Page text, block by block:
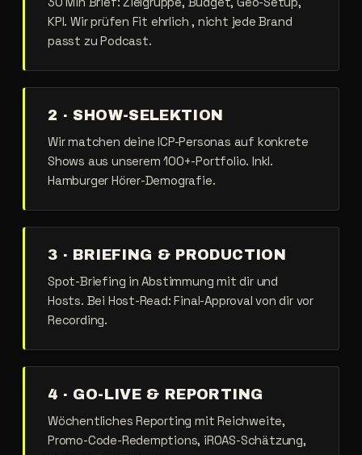
KPI. Wir prüfen Fit ehrlich , nicht jede Brand
passt zu Podcast.
2 · SHOW-SELEKTION
Wir matchen deine ICP-Personas auf konkrete
Shows aus unserem 100+-Portfolio. Inkl.
Hamburger Hörer-Demografie.
3 · BRIEFING & PRODUCTION
Spot-Briefing in Abstimmung mit dir und
Hosts. Bei Host-Read: Final-Approval von dir vor
Recording.
4 · GO-LIVE & REPORTING
Wöchentliches Reporting mit Reichweite,
Promo-Code-Redemptions, iROAS-Schätzung,